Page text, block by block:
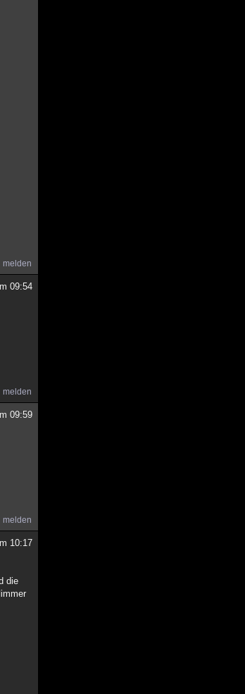
melden
09:54
melden
09:59
melden
10:17
die